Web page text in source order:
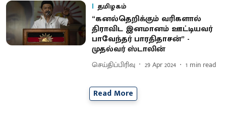
தமிழகம்
“கனல்தெறிக்கும் வரிகளால்
திராவிட இனமானம் ஊட்டியவர்
பாவேந்தர் பாரதிதாசன்” -
முதல்வர் ஸ்டாலின்
செய்திப்பிரிவு 29 Apr 2024 1 min read
Read More